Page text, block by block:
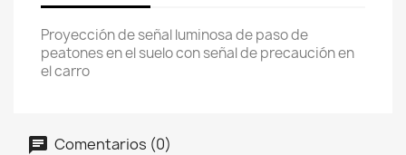
Proyección de señal luminosa de paso de
peatones en el suelo con señal de precaución en
el carro
Comentarios (0)